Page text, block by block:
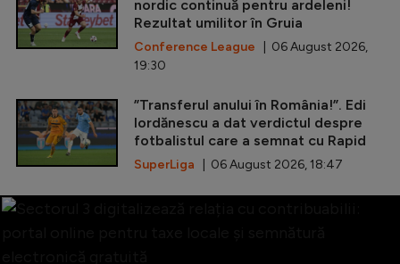
nordic continuă pentru ardeleni!
Rezultat umilitor în Gruia
Conference League | 06 August 2026,
19:30
”Transferul anului în România!”. Edi
Iordănescu a dat verdictul despre
fotbalistul care a semnat cu Rapid
SuperLiga | 06 August 2026, 18:47